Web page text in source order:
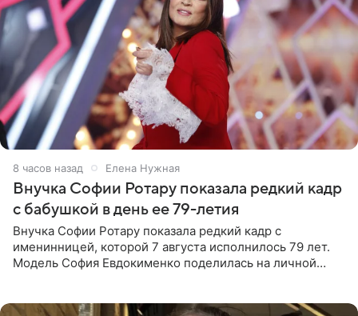
8 часов назад Елена Нужная
Внучка Софии Ротару показала редкий кадр
с бабушкой в день ее 79-летия
Внучка Софии Ротару показала редкий кадр с
именинницей, которой 7 августа исполнилось 79 лет.
Модель София Евдокименко поделилась на личной